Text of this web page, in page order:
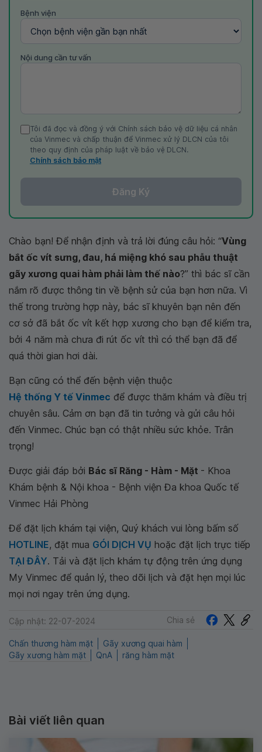
Bệnh viện
Nội dung cần tư vấn
Tôi đã đọc và đồng ý với Chính sách bảo vệ dữ liệu cá nhân
của Vinmec và chấp thuận để Vinmec xử lý DLCN của tôi
theo quy định của pháp luật về bảo vệ DLCN.
Chính sách bảo mật
Đăng Ký
Chào bạn! Để nhận định và trả lời đúng câu hỏi: “Vùng
bắt ốc vít sưng, đau, há miệng khó sau phẫu thuật
gãy xương quai hàm phải làm thế nào?” thì bác sĩ cần
nắm rõ được thông tin về bệnh sử của bạn hơn nữa. Vì
thế trong trường hợp này, bác sĩ khuyên bạn nên đến
cơ sở đã bắt ốc vít kết hợp xương cho bạn để kiểm tra,
bởi 4 năm mà chưa đi rút ốc vít thì có thể bạn đã để
quá thời gian hơi dài.
Bạn cũng có thể đến bệnh viện thuộc
Hệ thống Y tế Vinmec để được thăm khám và điều trị
chuyên sâu. Cảm ơn bạn đã tin tưởng và gửi câu hỏi
đến Vinmec. Chúc bạn có thật nhiều sức khỏe. Trân
trọng!
Được giải đáp bởi Bác sĩ Răng - Hàm - Mặt - Khoa
Khám bệnh & Nội khoa - Bệnh viện Đa khoa Quốc tế
Vinmec Hải Phòng
Để đặt lịch khám tại viện, Quý khách vui lòng bấm số
HOTLINE, đặt mua GÓI DỊCH VỤ hoặc đặt lịch trực tiếp
TẠI ĐÂY. Tải và đặt lịch khám tự động trên ứng dụng
My Vinmec để quản lý, theo dõi lịch và đặt hẹn mọi lúc
mọi nơi ngay trên ứng dụng.
Cập nhật: 22-07-2024 Chia sẻ
Chấn thương hàm mặt
Gãy xương quai hàm
Gãy xương hàm mặt
QnA răng hàm mặt
Bài viết liên quan